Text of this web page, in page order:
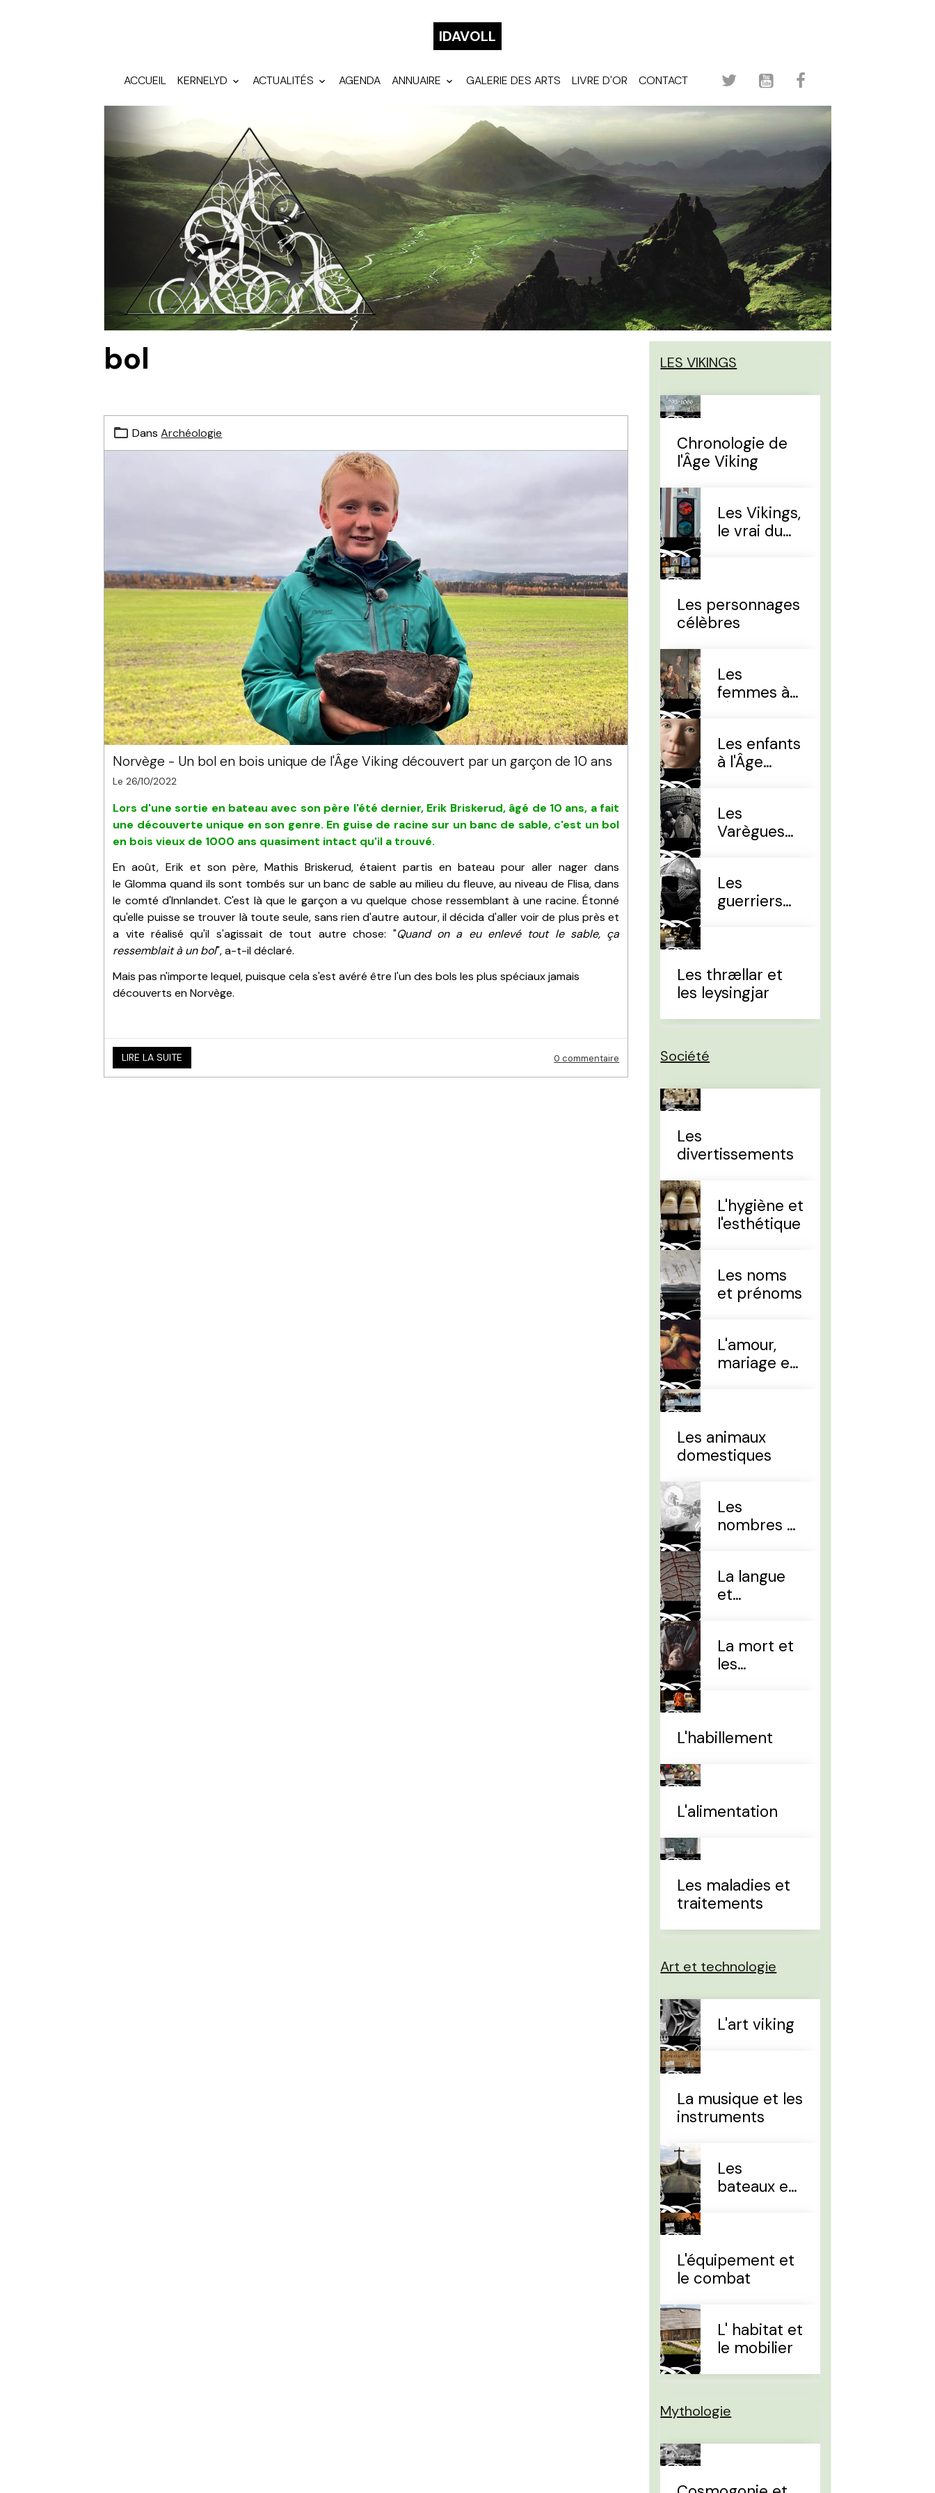
IDAVOLL
ACCUEIL KERNELYD ACTUALITÉS AGENDA ANNUAIRE GALERIE DES ARTS LIVRE D'OR CONTACT
bol
DansArchéologie
Norvège - Un bol en bois unique de l'Âge Viking découvert par un garçon de 10 ans
Le 26/10/2022
Lors d'une sortie en bateau avec son père l'été dernier, Erik Briskerud, âgé de 10 ans, a fait
une découverte unique en son genre. En guise de racine sur un banc de sable, c'est un bol
en bois vieux de 1000 ans quasiment intact qu'il a trouvé.
En août, Erik et son père, Mathis Briskerud, étaient partis en bateau pour aller nager dans
le Glomma quand ils sont tombés sur un banc de sable au milieu du fleuve, au niveau de Flisa, dans
le comté d'Innlandet. C'est là que le garçon a vu quelque chose ressemblant à une racine. Étonné
qu'elle puisse se trouver là toute seule, sans rien d'autre autour, il décida d'aller voir de plus près et
a vite réalisé qu'il s'agissait de tout autre chose: "Quand on a eu enlevé tout le sable, ça
ressemblait à un bol", a-t-il déclaré.
Mais pas n'importe lequel, puisque cela s'est avéré être l'un des bols les plus spéciaux jamais
découverts en Norvège.
LIRE LA SUITE 0 commentaire
LES VIKINGS
Chronologie de
l'Âge Viking
Les Vikings,
le vrai du
Les personnages
célèbres
Les
femmes à
Les enfants
à l'Âge
Les
Varègues
Les
guerriers
Les thrællar et
les leysingjar
Société
Les
divertissements
L'hygiène et
l'esthétique
Les noms
et prénoms
L'amour,
mariage et
Les animaux
domestiques
Les
nombres et
La langue
et
La mort et
les
L'habillement
L'alimentation
Les maladies et
traitements
Art et technologie
L'art viking
La musique et les
instruments
Les
bateaux et
L'équipement et
le combat
L' habitat et
le mobilier
Mythologie